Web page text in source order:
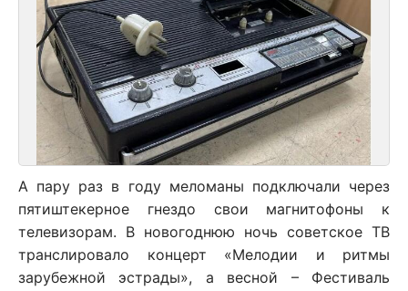
А пару раз в году меломаны подключали через
пятиштекерное гнездо свои магнитофоны к
телевизорам. В новогоднюю ночь советское ТВ
транслировало концерт «Мелодии и ритмы
зарубежной эстрады», а весной – Фестиваль